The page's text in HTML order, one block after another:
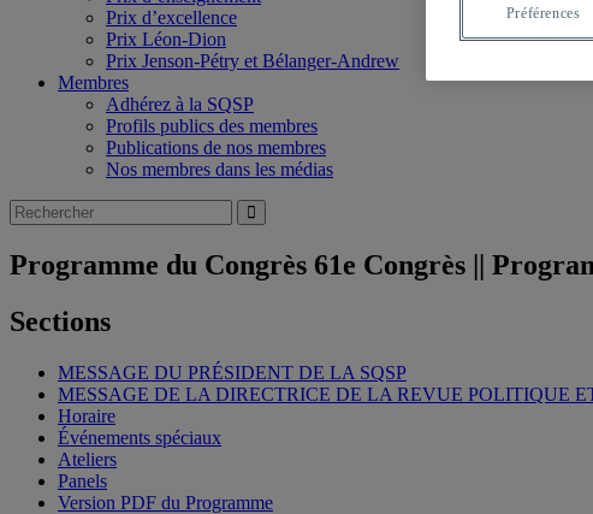
Prix d’excellence
Prix Léon-Dion
Prix Jenson-Pétry et Bélanger-Andrew
Membres
Adhérez à la SQSP
Profils publics des membres
Publications de nos membres
Nos membres dans les médias
Programme du Congrès 61e Congrès ||
Sections
MESSAGE DU PRÉSIDENT DE LA SQSP
MESSAGE DE LA DIRECTRICE DE LA REVUE POLITIQUE
Horaire
Événements spéciaux
Ateliers
Panels
Version PDF du Programme
Préférences